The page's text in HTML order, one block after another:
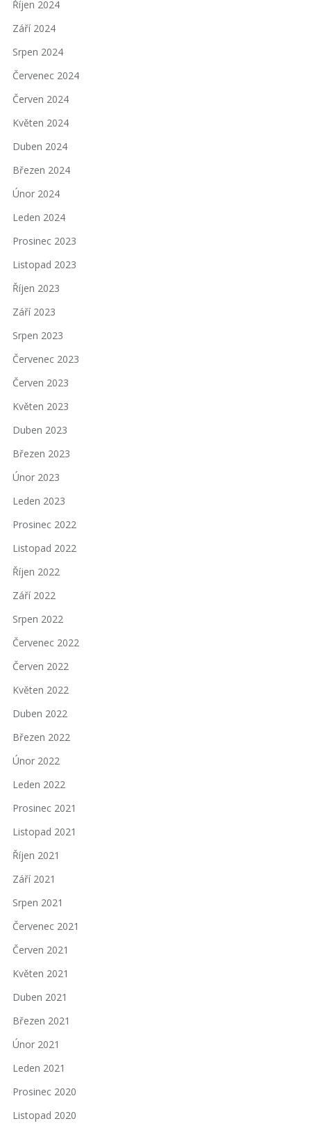
Říjen 2024
Září 2024
Srpen 2024
Červenec 2024
Červen 2024
Květen 2024
Duben 2024
Březen 2024
Únor 2024
Leden 2024
Prosinec 2023
Listopad 2023
Říjen 2023
Září 2023
Srpen 2023
Červenec 2023
Červen 2023
Květen 2023
Duben 2023
Březen 2023
Únor 2023
Leden 2023
Prosinec 2022
Listopad 2022
Říjen 2022
Září 2022
Srpen 2022
Červenec 2022
Červen 2022
Květen 2022
Duben 2022
Březen 2022
Únor 2022
Leden 2022
Prosinec 2021
Listopad 2021
Říjen 2021
Září 2021
Srpen 2021
Červenec 2021
Červen 2021
Květen 2021
Duben 2021
Březen 2021
Únor 2021
Leden 2021
Prosinec 2020
Listopad 2020